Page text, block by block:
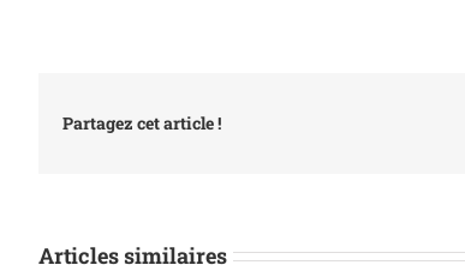
Partagez cet article !
Articles similaires